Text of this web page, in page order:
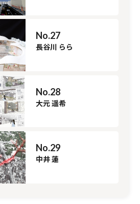
No.27
長谷川 らら
No.28
大元 遥希
No.29
中井 蓮